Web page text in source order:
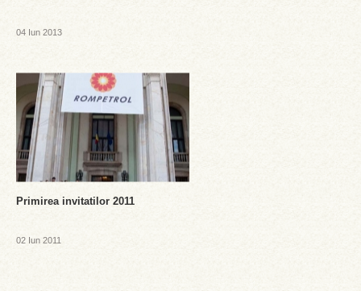
04 Iun 2013
Primirea invitatilor 2011
02 Iun 2011